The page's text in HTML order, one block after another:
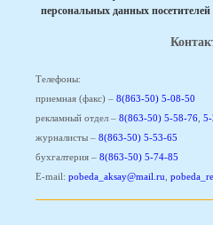
персональных данных посетителей
Телефоны:
приемная (факс) – 8(863-50) 5-08-50
рекламный отдел – 8(863-50) 5-58-76,
журналисты – 8(863-50) 5-53-65
бухгалтерия – 8(863-50) 5-74-85
E-mail: pobeda_aksay@mail.ru,